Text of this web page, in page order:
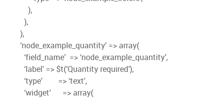
),
),
),
‘node_example_quantity’ => array(
‘field_name’ => ‘node_example_quantity’,
‘label’ => $t(‘Quantity required’),
‘type’ => ‘text’,
‘widget’ => array(